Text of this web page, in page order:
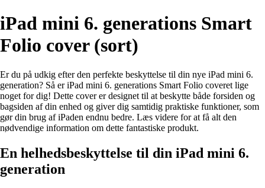
iPad mini 6. generations Smart
Folio cover (sort)
Er du på udkig efter den perfekte beskyttelse til din nye iPad mini 6.
generation? Så er iPad mini 6. generations Smart Folio coveret lige
noget for dig! Dette cover er designet til at beskytte både forsiden og
bagsiden af din enhed og giver dig samtidig praktiske funktioner, som
gør din brug af iPaden endnu bedre. Læs videre for at få alt den
nødvendige information om dette fantastiske produkt.
En helhedsbeskyttelse til din iPad mini 6.
generation